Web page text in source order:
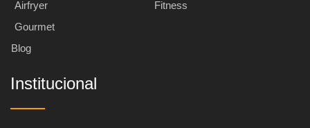
Airfryer
Fitness
Gourmet
Blog
Institucional